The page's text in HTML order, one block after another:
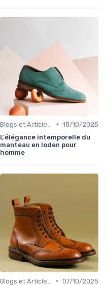
• 18/10/2025
L'élégance intemporelle du
manteau en loden pour
homme
• 07/10/2025